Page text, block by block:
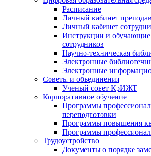
Расписание
Личный кабинет
Личный кабинет
Инструкции и обучающие
сотрудников
Научно-техническая
Электронные
Электронные
Советы и объединения
Ученый совет КрИЖТ
Корпоративное обучение
Программы
переподготовки
Программы повышения
Программы
Трудоустройство
Документы о порядке